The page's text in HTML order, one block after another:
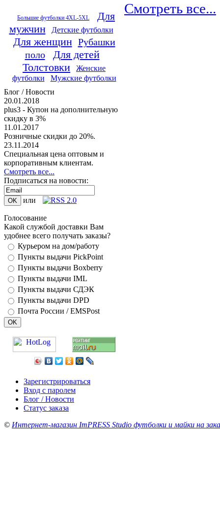
Большие футболки 4XL-5XL
Для
мужчин
Детские футболки
Для женщин Рубашки
поло
Для детей
Толстовки
Женские
футболки
Мужские футболки
Блог / Новости
20.01.2018
plus3 - Купон на дополнительную
скидку в 3%
11.01.2017
Розничные скидки до 20%.
23.11.2014
Специальная цена оптовым и
корпоративным клиентам.
Смотреть все...
Подписаться на новости:
или
Голосование
Какой службой доставки Вам
удобнее всего получать заказы?
Курьером на дом/работу
Пункты выдачи PickPoint
Пункты выдачи Boxberry
Пункты выдачи IML
Пункты выдачи СДЭК
Пункты выдачи DPD
Почта России / EMSPost
Смотреть все...
Зарегистрироваться
Вход с паролем
Блог / Новости
Статус заказа
© Интернет-магазин ImPRESS Studio футболки и майки на